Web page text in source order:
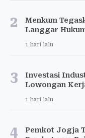
2
Menkum
Langgar
1 hari lalu
3
Investasi
Lowongan
1 hari lalu
4
Pemkot Jogja